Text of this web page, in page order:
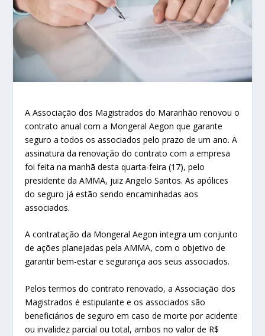
A Associação dos Magistrados do Maranhão renovou o
contrato anual com a Mongeral Aegon que garante
seguro a todos os associados pelo prazo de um ano. A
assinatura da renovação do contrato com a empresa
foi feita na manhã desta quarta-feira (17), pelo
presidente da AMMA, juiz Angelo Santos. As apólices
do seguro já estão sendo encaminhadas aos
associados.
A contratação da Mongeral Aegon integra um conjunto
de ações planejadas pela AMMA, com o objetivo de
garantir bem-estar e segurança aos seus associados.
Pelos termos do contrato renovado, a Associação dos
Magistrados é estipulante e os associados são
beneficiários de seguro em caso de morte por acidente
ou invalidez parcial ou total, ambos no valor de R$